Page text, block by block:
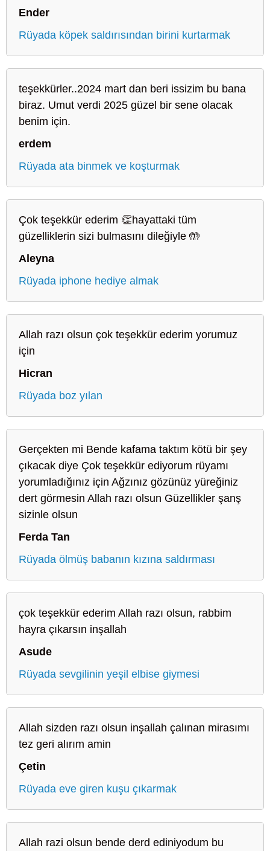
Ender
Rüyada köpek saldırısından birini kurtarmak
teşekkürler..2024 mart dan beri issizim bu bana
biraz. Umut verdi 2025 güzel bir sene olacak
benim için.
erdem
Rüyada ata binmek ve koşturmak
Çok teşekkür ederim 👏hayattaki tüm
güzelliklerin sizi bulmasını dileğiyle 🤲
Aleyna
Rüyada iphone hediye almak
Allah razı olsun çok teşekkür ederim yorumuz
için
Hicran
Rüyada boz yılan
Gerçekten mi Bende kafama taktım kötü bir şey
çıkacak diye Çok teşekkür ediyorum rüyamı
yorumladığınız için Ağzınız gözünüz yüreğiniz
dert görmesin Allah razı olsun Güzellikler şanş
sizinle olsun
Ferda Tan
Rüyada ölmüş babanın kızına saldırması
çok teşekkür ederim Allah razı olsun, rabbim
hayra çıkarsın inşallah
Asude
Rüyada sevgilinin yeşil elbise giymesi
Allah sizden razı olsun inşallah çalınan mirasımı
tez geri alırım amin
Çetin
Rüyada eve giren kuşu çıkarmak
Allah razi olsun bende derd ediniyodum bu